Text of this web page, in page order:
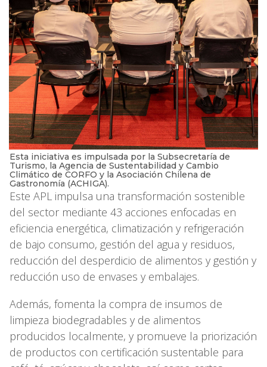
Esta iniciativa es impulsada por la Subsecretaría de
Turismo, la Agencia de Sustentabilidad y Cambio
Climático de CORFO y la Asociación Chilena de
Gastronomía (ACHIGA).
Este APL impulsa una transformación sostenible
del sector mediante 43 acciones enfocadas en
eficiencia energética, climatización y refrigeración
de bajo consumo, gestión del agua y residuos,
reducción del desperdicio de alimentos y gestión y
reducción uso de envases y embalajes.
Además, fomenta la compra de insumos de
limpieza biodegradables y de alimentos
producidos localmente, y promueve la priorización
de productos con certificación sustentable para